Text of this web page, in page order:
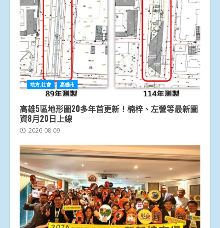
地方.社會 高雄市
高雄5區地形圖20多年首更新！楠梓、左營等最新圖
資8月20日上線
2026-08-09